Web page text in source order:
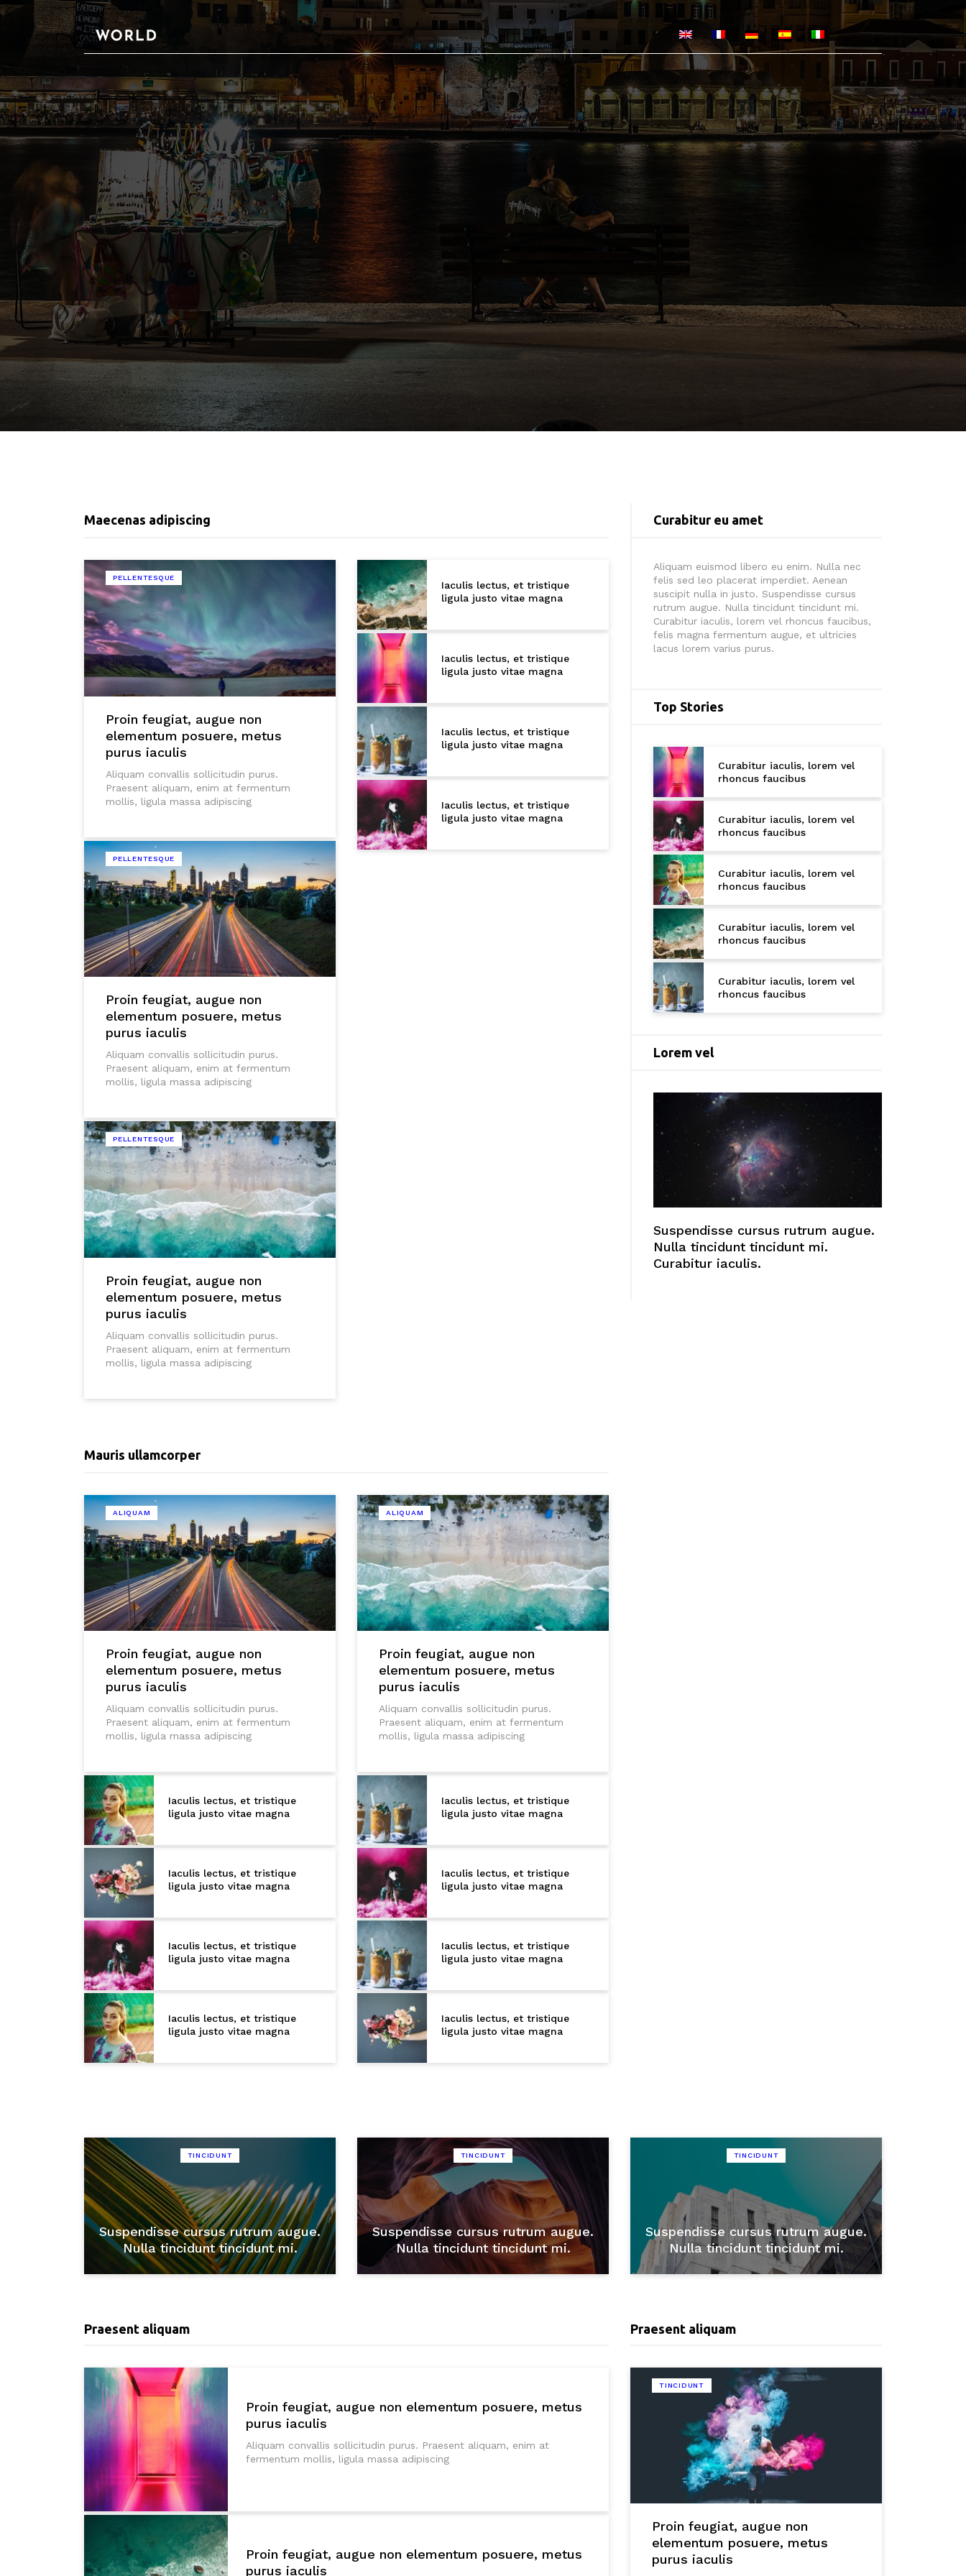
Maecenas adipiscing
PELLENTESQUE
Proin feugiat, augue non
elementum posuere, metus
purus iaculis
Aliquam convallis sollicitudin purus.
Praesent aliquam, enim at fermentum
mollis, ligula massa adipiscing
PELLENTESQUE
Proin feugiat, augue non
elementum posuere, metus
purus iaculis
Aliquam convallis sollicitudin purus.
Praesent aliquam, enim at fermentum
mollis, ligula massa adipiscing
PELLENTESQUE
Proin feugiat, augue non
elementum posuere, metus
purus iaculis
Aliquam convallis sollicitudin purus.
Praesent aliquam, enim at fermentum
mollis, ligula massa adipiscing
Iaculis lectus, et tristique
ligula justo vitae magna
Iaculis lectus, et tristique
ligula justo vitae magna
Iaculis lectus, et tristique
ligula justo vitae magna
Iaculis lectus, et tristique
ligula justo vitae magna
Mauris ullamcorper
ALIQUAM
Proin feugiat, augue non
elementum posuere, metus
purus iaculis
Aliquam convallis sollicitudin purus.
Praesent aliquam, enim at fermentum
mollis, ligula massa adipiscing
ALIQUAM
Proin feugiat, augue non
elementum posuere, metus
purus iaculis
Aliquam convallis sollicitudin purus.
Praesent aliquam, enim at fermentum
mollis, ligula massa adipiscing
Iaculis lectus, et tristique
ligula justo vitae magna
Iaculis lectus, et tristique
ligula justo vitae magna
Iaculis lectus, et tristique
ligula justo vitae magna
Iaculis lectus, et tristique
ligula justo vitae magna
Iaculis lectus, et tristique
ligula justo vitae magna
Iaculis lectus, et tristique
ligula justo vitae magna
Iaculis lectus, et tristique
ligula justo vitae magna
Iaculis lectus, et tristique
ligula justo vitae magna
Curabitur eu amet
Aliquam euismod libero eu enim. Nulla nec
felis sed leo placerat imperdiet. Aenean
suscipit nulla in justo. Suspendisse cursus
rutrum augue. Nulla tincidunt tincidunt mi.
Curabitur iaculis, lorem vel rhoncus faucibus,
felis magna fermentum augue, et ultricies
lacus lorem varius purus.
Top Stories
Curabitur iaculis, lorem vel
rhoncus faucibus
Curabitur iaculis, lorem vel
rhoncus faucibus
Curabitur iaculis, lorem vel
rhoncus faucibus
Curabitur iaculis, lorem vel
rhoncus faucibus
Curabitur iaculis, lorem vel
rhoncus faucibus
Lorem vel
Suspendisse cursus rutrum augue.
Nulla tincidunt tincidunt mi.
Curabitur iaculis.
TINCIDUNT
Suspendisse cursus rutrum augue.
Nulla tincidunt tincidunt mi.
TINCIDUNT
Suspendisse cursus rutrum augue.
Nulla tincidunt tincidunt mi.
TINCIDUNT
Suspendisse cursus rutrum augue.
Nulla tincidunt tincidunt mi.
Praesent aliquam
Proin feugiat, augue non elementum posuere, metus
purus iaculis
Aliquam convallis sollicitudin purus. Praesent aliquam, enim at
fermentum mollis, ligula massa adipiscing
Proin feugiat, augue non elementum posuere, metus
purus iaculis
Praesent aliquam
TINCIDUNT
Proin feugiat, augue non
elementum posuere, metus
purus iaculis